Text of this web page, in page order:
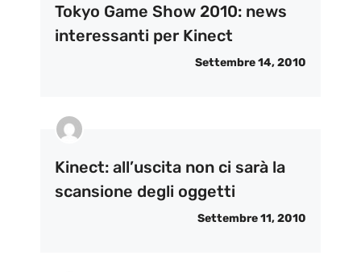
Tokyo Game Show 2010: news
interessanti per Kinect
Settembre 14, 2010
Kinect: all’uscita non ci sarà la
scansione degli oggetti
Settembre 11, 2010